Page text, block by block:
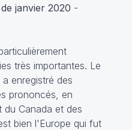
janvier 2020 -
très importantes. Le
enregistré des
prononcés, en
du Canada et des
bien l'Europe qui fut